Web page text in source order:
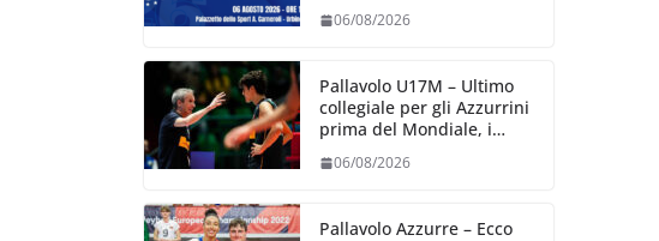
06/08/2026
Pallavolo U17M – Ultimo
collegiale per gli Azzurrini
prima del Mondiale, i
06/08/2026
Pallavolo Azzurre – Ecco